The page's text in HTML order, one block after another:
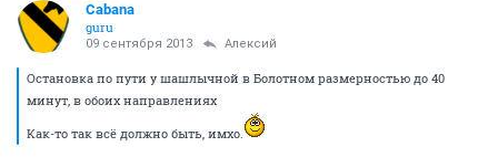
Cabana
guru
09 сентября 2013 Алексий
Остановка по пути у шашлычной в Болотном размерностью до 40
минут, в обоих направлениях
Как-то так всё должно быть, имхо.